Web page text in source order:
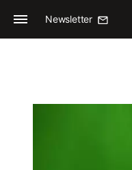
Newsletter